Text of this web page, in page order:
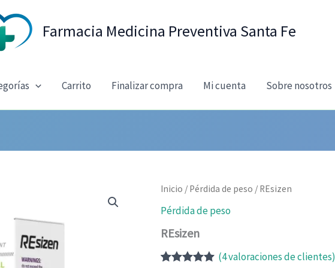
Farmacia Medicina Preventiva Santa Fe
Carrito Finalizar compra Mi cuenta Sobre nosotros
Inicio / Pérdida de peso / REsizen
Pérdida de peso
REsizen
(4valoraciones de clientes)